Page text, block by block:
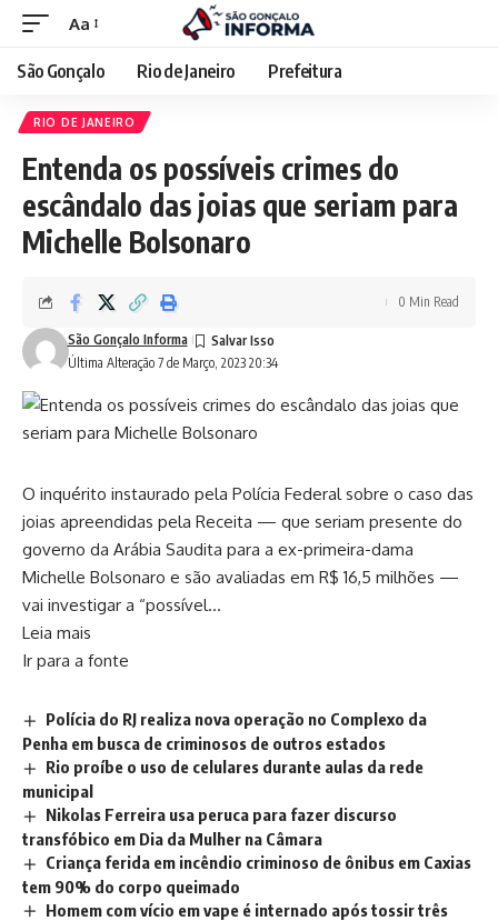
Aa
São Gonçalo Rio de Janeiro Prefeitura
RIO DE JANEIRO
Entenda os possíveis crimes do
escândalo das joias que seriam para
Michelle Bolsonaro
Última Alteração 7 de Março, 2023 20:34
São Gonçalo Informa
0 Min Read
O inquérito instaurado pela Polícia Federal sobre o caso das
joias apreendidas pela Receita — que seriam presente do
governo da Arábia Saudita para a ex-primeira-dama
Michelle Bolsonaro e são avaliadas em R$ 16,5 milhões —
vai investigar a “possível…
Leia mais
Ir para a fonte
Polícia do RJ realiza nova operação no Complexo da
Penha em busca de criminosos de outros estados
Rio proíbe o uso de celulares durante aulas da rede
municipal
Nikolas Ferreira usa peruca para fazer discurso
transfóbico em Dia da Mulher na Câmara
Criança ferida em incêndio criminoso de ônibus em Caxias
tem 90% do corpo queimado
Homem com vício em vape é internado após tossir três